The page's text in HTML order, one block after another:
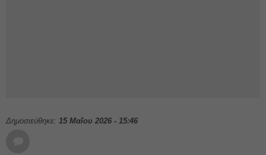
Δημοσιεύθηκε: 15 Μαΐου 2026 - 15:46